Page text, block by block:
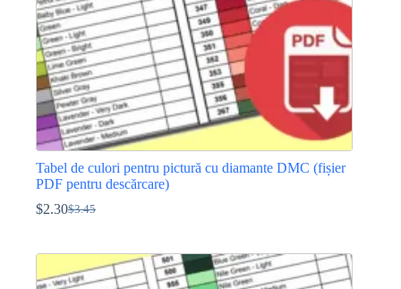
produsului.
Tabel de culori pentru pictură cu diamante DMC (fișier
PDF pentru descărcare)
$3.45
Prețul
fost:
$3.45.
$2.30Prețul
$2.30.